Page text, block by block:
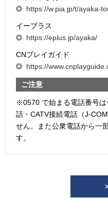
https://w.pia.jp/t/ayaka-
イープラス
https://eplus.jp/ayaka/
CNプレイガイド
https://
ご注意
※0570 で始まる電話番号
話・CATV接続電話（J-
せん。また公衆電話から一
す。